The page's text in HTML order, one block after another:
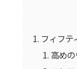
フィフテ
高め